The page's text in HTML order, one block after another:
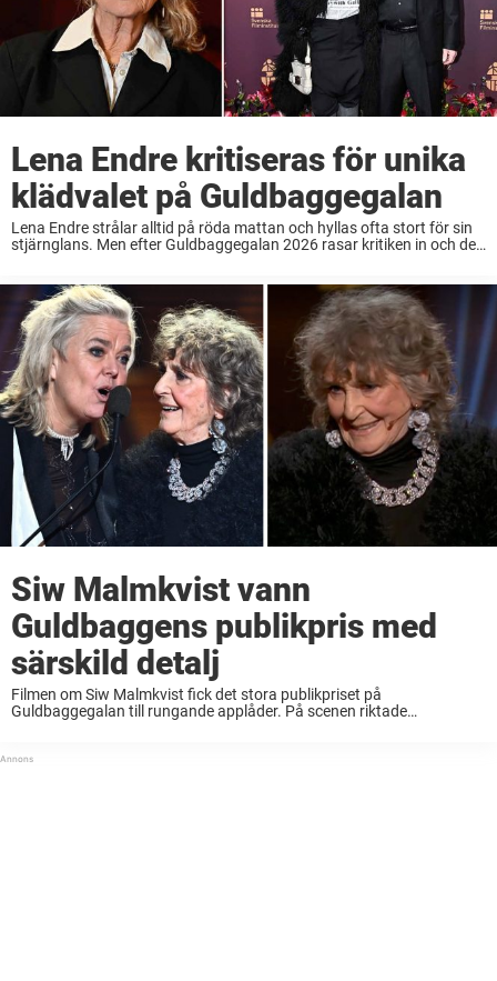
Lena Endre kritiseras för unika
klädvalet på Guldbaggegalan
Lena Endre strålar alltid på röda mattan och hyllas ofta stort för sin
stjärnglans. Men efter Guldbaggegalan 2026 rasar kritiken in och det
Siw Malmkvist vann
Guldbaggens publikpris med
särskild detalj
Filmen om Siw Malmkvist fick det stora publikpriset på
Guldbaggegalan till rungande applåder. På scenen riktade